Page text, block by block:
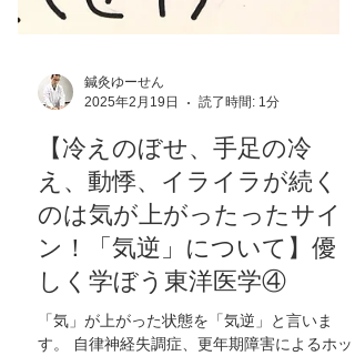
鍼灸ゆーせん
2025年2月19日
読了時間: 1分
【冷えのぼせ、手足の冷
え、動悸、イライラが続く